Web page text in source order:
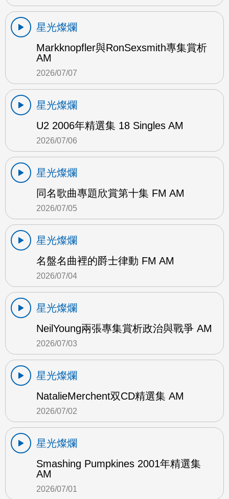
星光燦爛
Markknopfler與RonSexsmith專集賞析
AM
2026/07/07
星光燦爛
U2 2006年精選集 18 Singles AM
2026/07/06
星光燦爛
同名歌曲專題欣賞第十集 FM AM
2026/07/05
星光燦爛
名盤名曲裡的爵士律動 FM AM
2026/07/04
星光燦爛
NeilYoung兩張專集賞析政治與戰爭 AM
2026/07/03
星光燦爛
NatalieMerchent双CD精選集 AM
2026/07/02
星光燦爛
Smashing Pumpkines 2001年精選集
AM
2026/07/01